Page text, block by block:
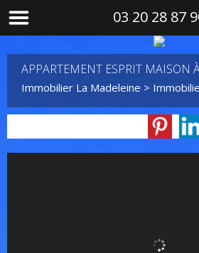
03 20 28 87
APPARTEMENT ESPRIT MAISON
Immobilier La Madeleine > Immobilier